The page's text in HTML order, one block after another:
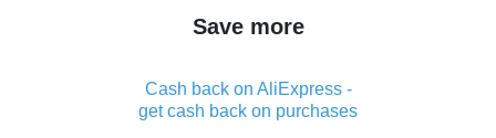
Save more
Cash back on AliExpress -
get cash back on purchases